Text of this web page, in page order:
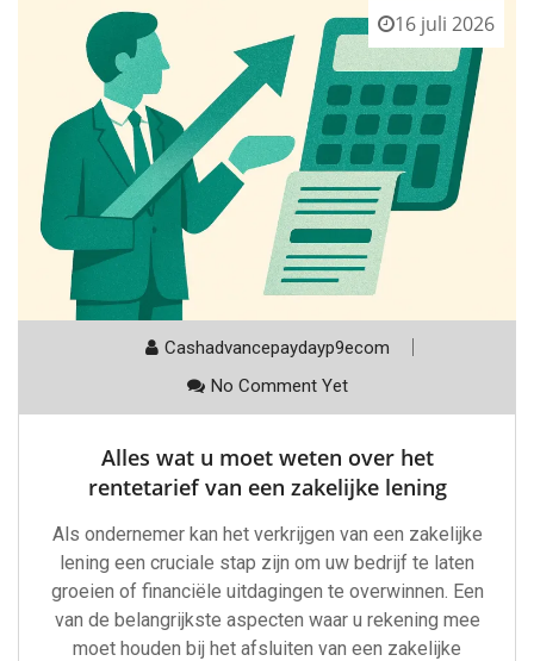
16 juli 2026
Cashadvancepaydayp9ecom
No Comment Yet
Alles wat u moet weten over het
rentetarief van een zakelijke lening
Als ondernemer kan het verkrijgen van een zakelijke
lening een cruciale stap zijn om uw bedrijf te laten
groeien of financiële uitdagingen te overwinnen. Een
van de belangrijkste aspecten waar u rekening mee
moet houden bij het afsluiten van een zakelijke